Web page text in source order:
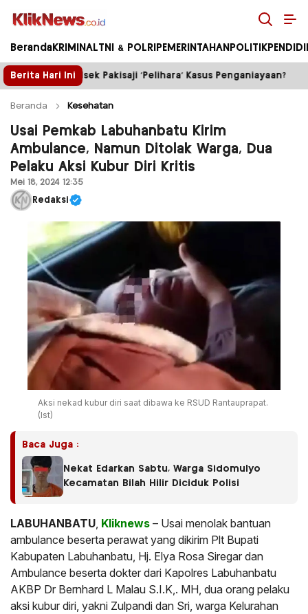
Kliknews.co.id
Beranda KRIMINAL TNI & POLRI PEMERINTAHAN POLITIK
Berita Hari IniKasus Penganiayaan? Truk Tambang ilegal
Beranda Kesehatan
Usai Pemkab Labuhanbatu Kirim
Ambulance, Namun Ditolak Warga, Dua
Pelaku Aksi Kubur Diri Kritis
Mei 18, 2024 12:35
Redaksi
Aksi nekad kubur diri saat dibawa ke RSUD Rantauprapat.
(Ist)
Baca Juga :
Nekat Edarkan Sabtu, Warga Sidomulyo
Kecamatan Bilah Hilir Diciduk Polisi
LABUHANBATU, Kliknews – Usai menolak bantuan
ambulance beserta perawat yang dikirim Plt Bupati
Kabupaten Labuhanbatu, Hj. Elya Rosa Siregar dan
Ambulance beserta dokter dari Kapolres Labuhanbatu
AKBP Dr Bernhard L Malau S.I.K,. MH, dua orang pelaku
aksi kubur diri, yakni Zulpandi dan Sri, warga Kelurahan